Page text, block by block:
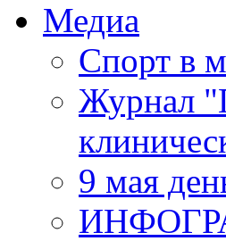
Медиа
Спорт в
Журнал
9 мая